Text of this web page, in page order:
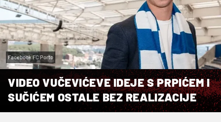
Facebook FC Porto
VIDEO VUČEVIĆEVE IDEJE S PRPIĆEM I
SUČIĆEM OSTALE BEZ REALIZACIJE